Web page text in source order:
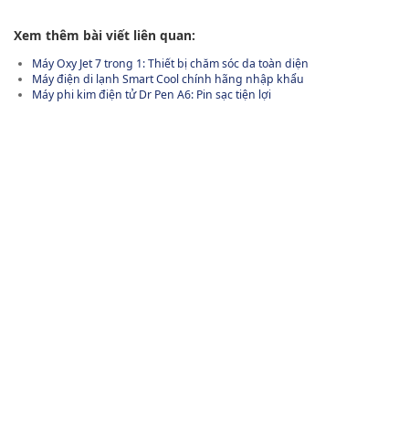
Xem thêm bài viết liên quan:
Máy Oxy Jet 7 trong 1: Thiết bị chăm sóc da toàn diện
Máy điện di lạnh Smart Cool chính hãng nhập khẩu
Máy phi kim điện tử Dr Pen A6: Pin sạc tiện lợi